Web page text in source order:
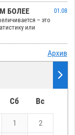
БОЛЕЕ
01.08
– это
или
Архив
Сб Вс
1 2